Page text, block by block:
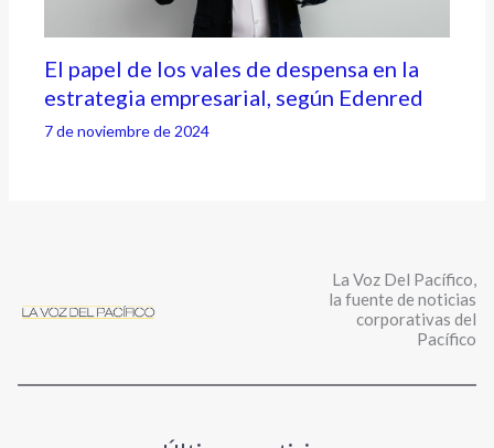
El papel de los vales de despensa en la
estrategia empresarial, según Edenred
7 de noviembre de 2024
La Voz Del Pacífico,
la fuente de noticias
corporativas del
Pacífico